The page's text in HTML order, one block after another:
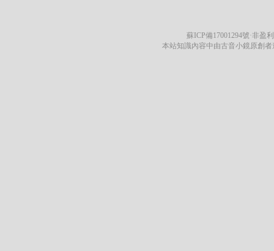
蘇ICP備17001294號·非盈
本站知識內容中由古音小鏡原創